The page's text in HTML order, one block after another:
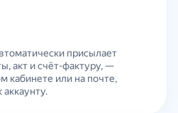
присылает
акт и счёт-фактуру, —
кабинете или на почте,